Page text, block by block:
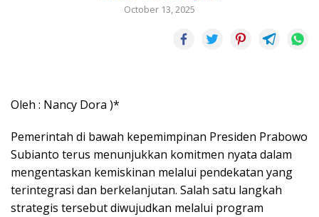
October 13, 2025
Oleh : Nancy Dora )*
Pemerintah di bawah kepemimpinan Presiden Prabowo
Subianto terus menunjukkan komitmen nyata dalam
mengentaskan kemiskinan melalui pendekatan yang
terintegrasi dan berkelanjutan. Salah satu langkah
strategis tersebut diwujudkan melalui program